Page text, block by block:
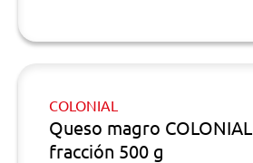
COLONIAL
Queso magro COLONIAL
fracción 500 g